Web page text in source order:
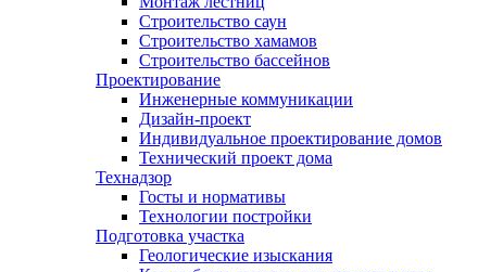
Строительство саун
Строительство хамамов
Строительство бассейнов
Проектирование
Инженерные коммуникации
Дизайн-проект
Индивидуальное проектирование домов
Технический проект дома
Технадзор
Госты и нормативы
Технологии постройки
Подготовка участка
Геологические изыскания